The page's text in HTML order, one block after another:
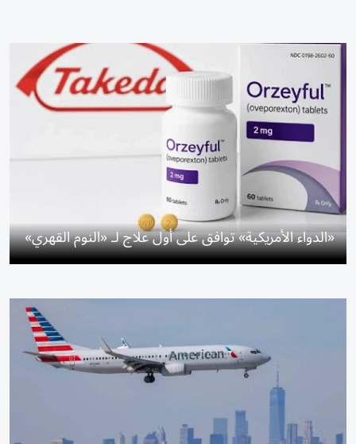
«الدواء الأمريكية» توافق على أول علاج لـ «النوم القهري»